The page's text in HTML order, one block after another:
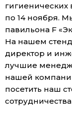
гигиенических
по 14 ноября.
павильона F
На нашем
директор и
лучшие
нашей
посетить наш